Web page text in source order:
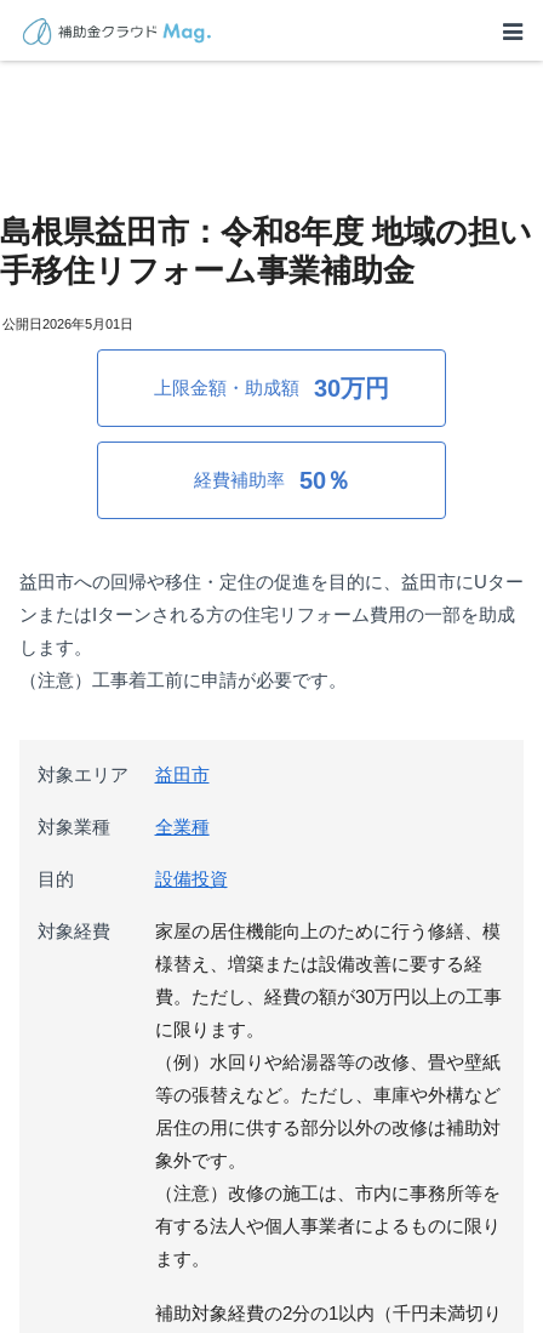
島根県益田市：令和8年度 地域の担い
手移住リフォーム事業補助金
2026年5月01日
上限金額・助成額 30万円
経費補助率 50％
益田市への回帰や移住・定住の促進を目的に、益田市にUター
ンまたはIターンされる方の住宅リフォーム費用の一部を助成
します。
（注意）工事着工前に申請が必要です。
対象エリア 益田市
対象業種 全業種
目的 設備投資
対象経費
家屋の居住機能向上のために行う修繕、模
様替え、増築または設備改善に要する経
費。ただし、経費の額が30万円以上の工事
に限ります。
（例）水回りや給湯器等の改修、畳や壁紙
等の張替えなど。ただし、車庫や外構など
居住の用に供する部分以外の改修は補助対
象外です。
（注意）改修の施工は、市内に事務所等を
有する法人や個人事業者によるものに限り
ます。
補助対象経費の2分の1以内（千円未満切り